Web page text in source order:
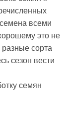
всеми
это не
сорта
сезон вести
семян